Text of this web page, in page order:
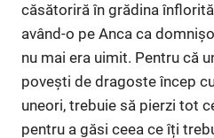
căsătoriră în grădina
având-o pe Anca ca
nu mai era uimit. Pentru că
povești de dragoste încep
uneori, trebuie să pierzi tot
pentru a găsi ceea ce îți